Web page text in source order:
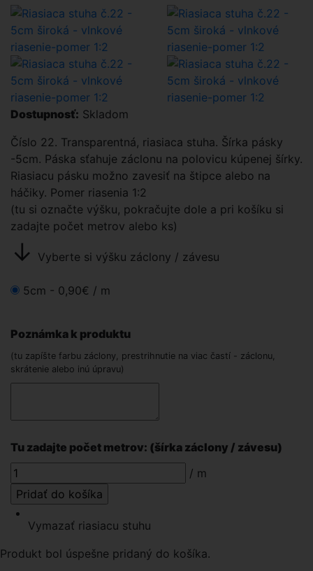
Dostupnosť: Skladom
Číslo 22. Transparentná, riasiaca stuha. Šírka pásky
-5cm. Páska sťahuje záclonu na polovicu kúpenej šírky.
Riasiacu pásku možno zavesiť na štipce alebo na
háčiky. Pomer riasenia 1:2
(tu si označte výšku, pokračujte dole a pri košíku si
zadajte počet metrov alebo ks)
↓ Vyberte si výšku záclony / závesu
5cm - 0,90€ / m
Poznámka k produktu
(tu zapíšte farbu záclony, prestrihnutie na viac častí - záclonu,
skrátenie alebo inú úpravu)
Tu zadajte počet metrov: (šírka záclony / závesu)
/ m
Vymazať riasiacu stuhu
Produkt bol úspešne pridaný do košíka.